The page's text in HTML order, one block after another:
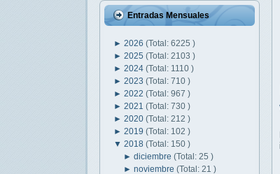
Entradas Mensuales
► 2026 (Total: 6225 )
► 2025 (Total: 2103 )
► 2024 (Total: 1110 )
► 2023 (Total: 710 )
► 2022 (Total: 967 )
► 2021 (Total: 730 )
► 2020 (Total: 212 )
► 2019 (Total: 102 )
▼ 2018 (Total: 150 )
►diciembre(Total: 25 )
►noviembre(Total: 21 )